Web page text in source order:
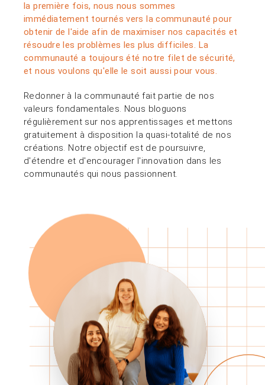
la première fois, nous nous sommes
immédiatement tournés vers la communauté pour
obtenir de l'aide afin de maximiser nos capacités et
résoudre les problèmes les plus difficiles. La
communauté a toujours été notre filet de sécurité,
et nous voulons qu'elle le soit aussi pour vous.
Redonner à la communauté fait partie de nos
valeurs fondamentales. Nous bloguons
régulièrement sur nos apprentissages et mettons
gratuitement à disposition la quasi-totalité de nos
créations. Notre objectif est de poursuivre,
d'étendre et d'encourager l'innovation dans les
communautés qui nous passionnent.